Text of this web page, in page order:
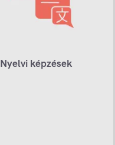
Nyelvi képzések